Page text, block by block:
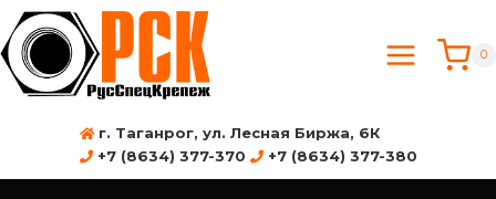
0
г. Таганрог, ул. Лесная Биржа, 6К
+7 (8634) 377-370
+7 (8634) 377-380